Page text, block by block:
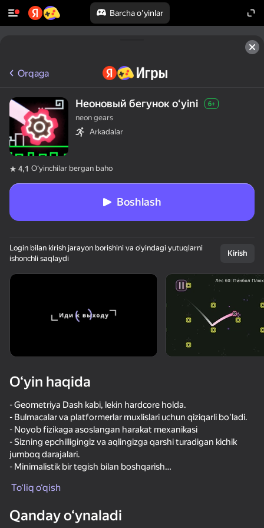
Barcha o'yinlar
Qurilmani aylantiring
O‘yinlar faqat gorizontal
oriyentatsiyasida ishlaydi
Ускользни от Лазера Лазеры и блоки
Orqaga
Неоновый бегунок oʻyini 6+
neon gears
Arkadalar
4,1 Oʻyinchilar bergan baho
Boshlash
Login bilan kirish jarayon borishini va o‘yindagi yutuqlarni
ishonchli saqlaydi
Kirish
O‘yin haqida
- Geometriya Dash kabi, lekin hardcore holda.
- Bulmacalar va platformerlar muxlislari uchun qiziqarli bo'ladi.
- Noyob fizikaga asoslangan harakat mexanikasi
- Sizning epchilligingiz va aqlingizga qarshi turadigan kichik
jumboq darajalari.
- Minimalistik bir tegish bilan boshqarish
To‘liq o‘qish
Qanday o‘ynaladi